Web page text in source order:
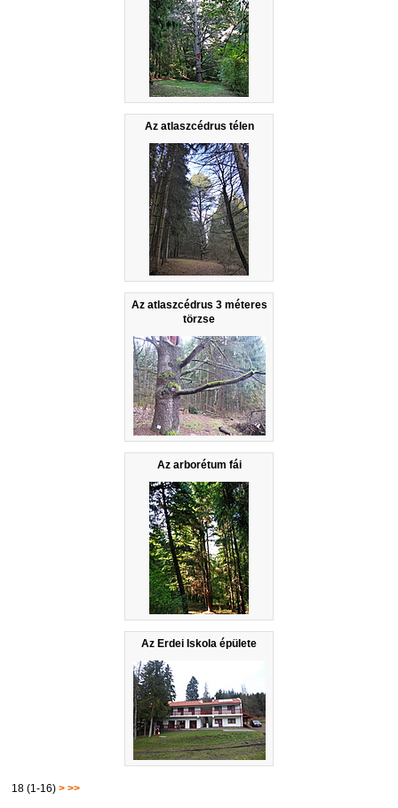
Az atlaszcédrus télen
Az atlaszcédrus 3 méteres
törzse
Az arborétum fái
Az Erdei Iskola épülete
18 (1-16)> >>